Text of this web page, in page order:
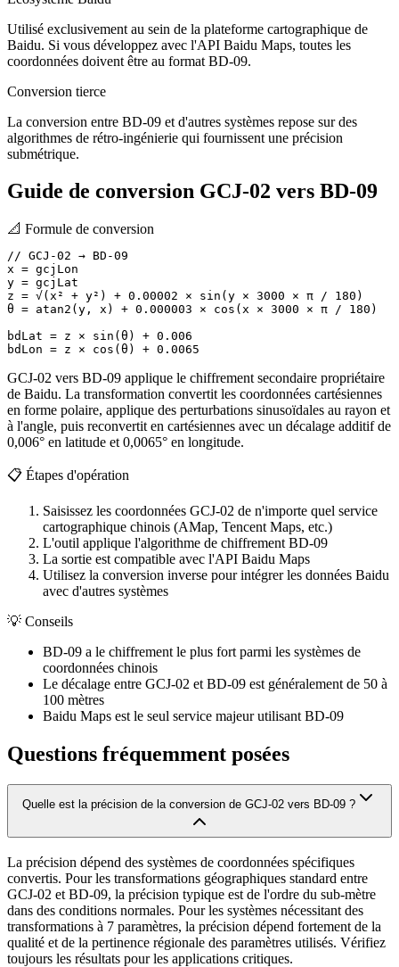
Utilisé exclusivement au sein de la plateforme cartographique de
Baidu. Si vous développez avec l'API Baidu Maps, toutes les
coordonnées doivent être au format BD-09.
Conversion tierce
La conversion entre BD-09 et d'autres systèmes repose sur des
algorithmes de rétro-ingénierie qui fournissent une précision
submétrique.
Guide de conversion GCJ-02 vers BD-09
📐 Formule de conversion
// GCJ-02 → BD-09
x = gcjLon
y = gcjLat
z = √(x² + y²) + 0.00002 × sin(y × 3000 × π / 180)
θ = atan2(y, x) + 0.000003 × cos(x × 3000 × π / 180)
bdLat = z × sin(θ) + 0.006
bdLon = z × cos(θ) + 0.0065
GCJ-02 vers BD-09 applique le chiffrement secondaire propriétaire
de Baidu. La transformation convertit les coordonnées cartésiennes
en forme polaire, applique des perturbations sinusoïdales au rayon et
à l'angle, puis reconvertit en cartésiennes avec un décalage additif de
0,006° en latitude et 0,0065° en longitude.
📋 Étapes d'opération
Saisissez les coordonnées GCJ-02 de n'importe quel service
cartographique chinois (AMap, Tencent Maps, etc.)
L'outil applique l'algorithme de chiffrement BD-09
La sortie est compatible avec l'API Baidu Maps
Utilisez la conversion inverse pour intégrer les données Baidu
avec d'autres systèmes
💡 Conseils
BD-09 a le chiffrement le plus fort parmi les systèmes de
coordonnées chinois
Le décalage entre GCJ-02 et BD-09 est généralement de 50 à
100 mètres
Baidu Maps est le seul service majeur utilisant BD-09
Questions fréquemment posées
Quelle est la précision de la conversion de GCJ-02 vers BD-09 ?
La précision dépend des systèmes de coordonnées spécifiques
convertis. Pour les transformations géographiques standard entre
GCJ-02 et BD-09, la précision typique est de l'ordre du sub-mètre
dans des conditions normales. Pour les systèmes nécessitant des
transformations à 7 paramètres, la précision dépend fortement de la
qualité et de la pertinence régionale des paramètres utilisés. Vérifiez
toujours les résultats pour les applications critiques.